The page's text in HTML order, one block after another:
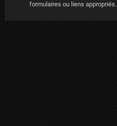
formulaires ou liens appropriés.